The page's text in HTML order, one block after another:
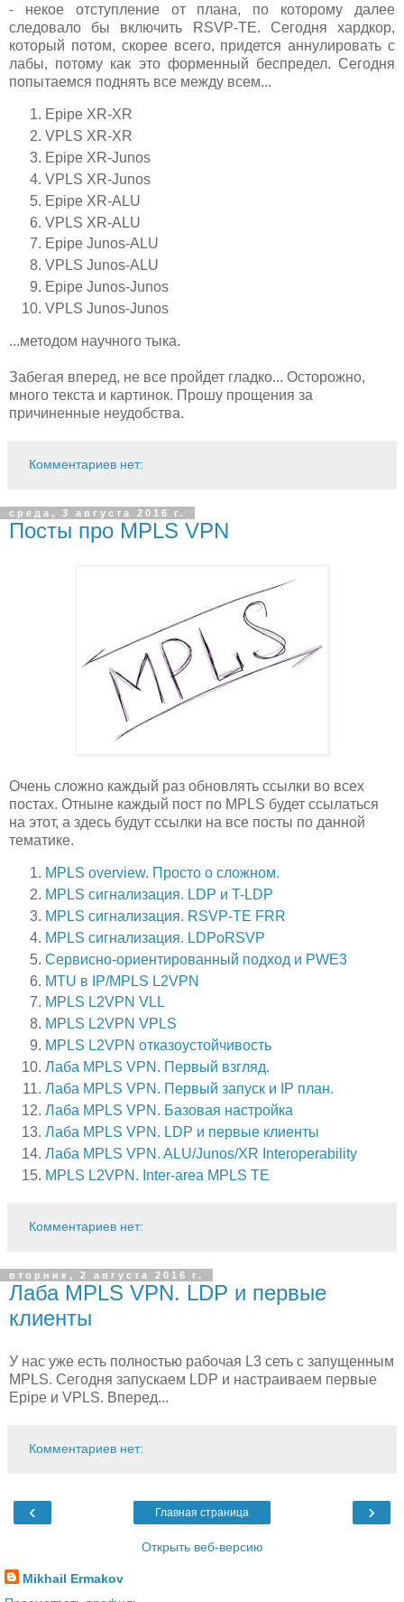
- некое отступление от плана, по которому далее
следовало бы включить RSVP-TE. Сегодня хардкор,
который потом, скорее всего, придется аннулировать с
лабы, потому как это форменный беспредел. Сегодня
попытаемся поднять все между всем...
Epipe XR-XR
VPLS XR-XR
Epipe XR-Junos
VPLS XR-Junos
Epipe XR-ALU
VPLS XR-ALU
Epipe Junos-ALU
VPLS Junos-ALU
Epipe Junos-Junos
VPLS Junos-Junos
...методом научного тыка.
Забегая вперед, не все пройдет гладко... Осторожно,
много текста и картинок. Прошу прощения за
причиненные неудобства.
Комментариев нет:
среда, 3 августа 2016 г.
Посты про MPLS VPN
Очень сложно каждый раз обновлять ссылки во всех
постах. Отныне каждый пост по MPLS будет ссылаться
на этот, а здесь будут ссылки на все посты по данной
тематике.
MPLS overview. Просто о сложном.
MPLS сигнализация. LDP и T-LDP
MPLS сигнализация. RSVP-TE FRR
MPLS сигнализация. LDPoRSVP
Сервисно-ориентированный подход и PWE3
MTU в IP/MPLS L2VPN
MPLS L2VPN VLL
MPLS L2VPN VPLS
MPLS L2VPN отказоустойчивость
Лаба MPLS VPN. Первый взгляд.
Лаба MPLS VPN. Первый запуск и IP план.
Лаба MPLS VPN. Базовая настройка
Лаба MPLS VPN. LDP и первые клиенты
Лаба MPLS VPN. ALU/Junos/XR Interoperability
MPLS L2VPN. Inter-area MPLS TE
Комментариев нет:
вторник, 2 августа 2016 г.
Лаба MPLS VPN. LDP и первые
клиенты
У нас уже есть полностью рабочая L3 сеть с запущенным
MPLS. Сегодня запускаем LDP и настраиваем первые
Epipe и VPLS. Вперед...
Комментариев нет:
‹ ›
Главная страница
Открыть веб-версию
Mikhail Ermakov